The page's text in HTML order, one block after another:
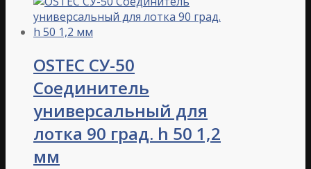
OSTEC СУ-50
Соединитель
универсальный для
лотка 90 град. h 50 1,2
мм